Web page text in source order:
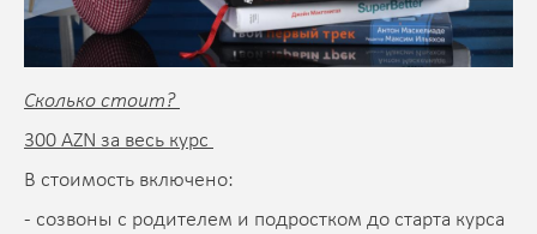
Сколько стоит?
300 AZN за весь курс
В стоимость включено:
- созвоны с родителем и подростком до старта курса